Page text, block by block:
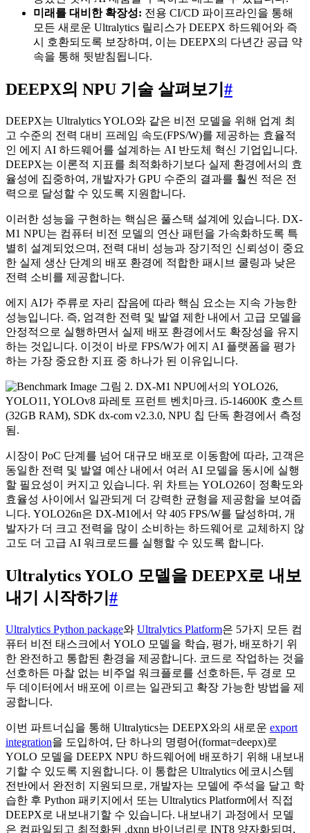
미래를 대비한 확장성: 전용 CI/CD 파이프라인을 통해
모든 새로운 Ultralytics 릴리스가 DEEPX 하드웨어와 즉
시 호환되도록 보장하며, 이는 DEEPX의 다년간 공급 약
속을 통해 뒷받침됩니다.
DEEPX의 NPU 기술 살펴보기 #
DEEPX는 Ultralytics YOLO와 같은 비전 모델을 위해 업계 최
고 수준의 전력 대비 프레임 속도(FPS/W)를 제공하는 효율적
인 에지 AI 하드웨어를 설계하는 AI 반도체 혁신 기업입니다.
DEEPX는 이론적 지표를 최적화하기보다 실제 환경에서의 효
율성에 집중하여, 개발자가 GPU 수준의 결과를 훨씬 적은 전
력으로 달성할 수 있도록 지원합니다.
이러한 성능을 구현하는 핵심은 풀스택 설계에 있습니다. DX-
M1 NPU는 컴퓨터 비전 모델의 연산 패턴을 가속화하도록 특
별히 설계되었으며, 전력 대비 성능과 장기적인 신뢰성이 중요
한 실제 생산 단계의 배포 환경에 적합한 패시브 쿨링과 낮은
전력 소비를 제공합니다.
에지 AI가 주류로 자리 잡음에 따라 핵심 요소는 지속 가능한
성능입니다. 즉, 엄격한 전력 및 발열 제한 내에서 고급 모델을
안정적으로 실행하면서 실제 배포 환경에서도 확장성을 유지
하는 것입니다. 이것이 바로 FPS/W가 에지 AI 플랫폼을 평가
하는 가장 중요한 지표 중 하나가 된 이유입니다.
그림 2. DX-M1 NPU에서의 YOLO26,
YOLO11, YOLOv8 파레토 프런트 벤치마크. i5-14600K 호스트
(32GB RAM), SDK dx-com v2.3.0, NPU 칩 단독 환경에서 측정
됨.
시장이 PoC 단계를 넘어 대규모 배포로 이동함에 따라, 고객은
동일한 전력 및 발열 예산 내에서 여러 AI 모델을 동시에 실행
할 필요성이 커지고 있습니다. 위 차트는 YOLO26이 정확도와
효율성 사이에서 일관되게 더 강력한 균형을 제공함을 보여줍
니다. YOLO26n은 DX-M1에서 약 405 FPS/W를 달성하며, 개
발자가 더 크고 전력을 많이 소비하는 하드웨어로 교체하지 않
고도 더 고급 AI 워크로드를 실행할 수 있도록 합니다.
Ultralytics YOLO 모델을 DEEPX로 내보
내기 시작하기 #
Ultralytics Python package와 Ultralytics Platform은 5가지 모든 컴
퓨터 비전 태스크에서 YOLO 모델을 학습, 평가, 배포하기 위
한 완전하고 통합된 환경을 제공합니다. 코드로 작업하는 것을
선호하든 마찰 없는 비주얼 워크플로를 선호하든, 두 경로 모
두 데이터에서 배포에 이르는 일관되고 확장 가능한 방법을 제
공합니다.
이번 파트너십을 통해 Ultralytics는 DEEPX와의 새로운 export
integration을 도입하여, 단 하나의 명령어(format=deepx)로
YOLO 모델을 DEEPX NPU 하드웨어에 배포하기 위해 내보내
기할 수 있도록 지원합니다. 이 통합은 Ultralytics 에코시스템
전반에서 완전히 지원되므로, 개발자는 모델에 주석을 달고 학
습한 후 Python 패키지에서 또는 Ultralytics Platform에서 직접
DEEPX로 내보내기할 수 있습니다. 내보내기 과정에서 모델
은 컴파일되고 최적화된 .dxnn 바이너리로 INT8 양자화되며,